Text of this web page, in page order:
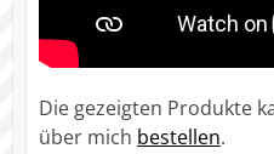
Die gezeigten Produkte
über mich bestellen.